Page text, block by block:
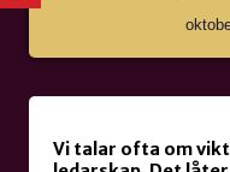
Vi talar ofta om